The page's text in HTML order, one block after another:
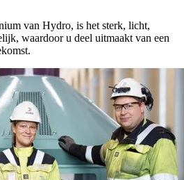
van Hydro, is het sterk, licht,
waardoor u deel uitmaakt van een